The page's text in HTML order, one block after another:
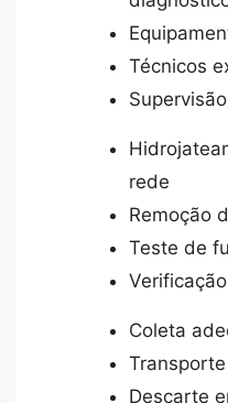
Técnicos
rede
Remoção
Teste de
Coleta
Descarte